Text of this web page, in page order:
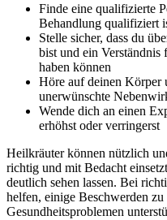
Finde eine qualifizierte
Behandlung qualifiziert
Stelle sicher, dass du
bist und ein
haben können
Höre auf deinen Körper
unerwünschte
Wende dich an einen
erhöhst oder verringerst
Heilkräuter können nützlich
richtig und mit Bedacht
deutlich sehen lassen. Bei
helfen, einige Beschwerden
Gesundheitsproblemen